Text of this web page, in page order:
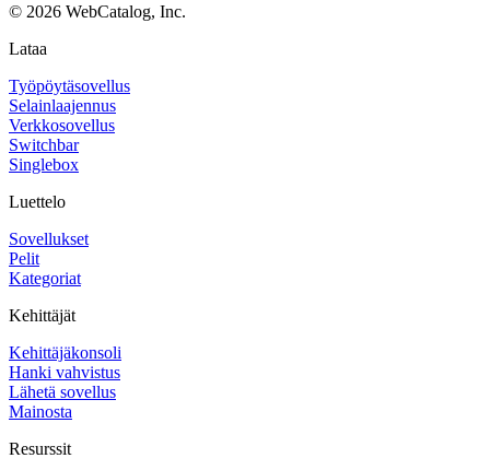
© 2026 WebCatalog, Inc.
Lataa
Työpöytäsovellus
Selainlaajennus
Verkkosovellus
Switchbar
Singlebox
Luettelo
Sovellukset
Pelit
Kategoriat
Kehittäjät
Kehittäjäkonsoli
Hanki vahvistus
Lähetä sovellus
Mainosta
Resurssit